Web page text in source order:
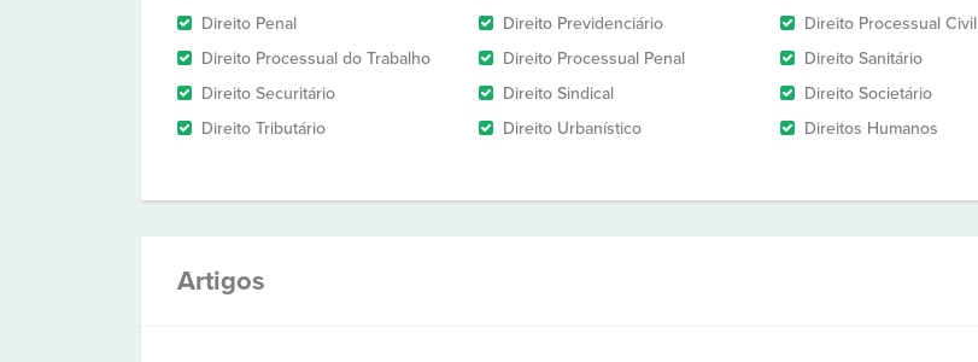
Direito Penal
Direito Previdenciário
Direito Processual Civil
Direito Processual do Trabalho
Direito Processual Penal
Direito Sanitário
Direito Securitário
Direito Sindical
Direito Societário
Direito Tributário
Direito Urbanístico Direitos Humanos
Artigos